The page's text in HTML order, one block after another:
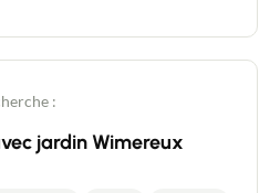
:
jardin Wimereux